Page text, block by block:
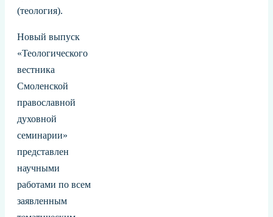
(теология).
Новый выпуск
«Теологического
вестника
Смоленской
православной
духовной
семинарии»
представлен
научными
работами по всем
заявленным